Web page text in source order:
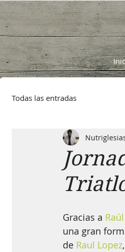
Todas las entradas
Gracias a
una gran
de Raul Lopez,